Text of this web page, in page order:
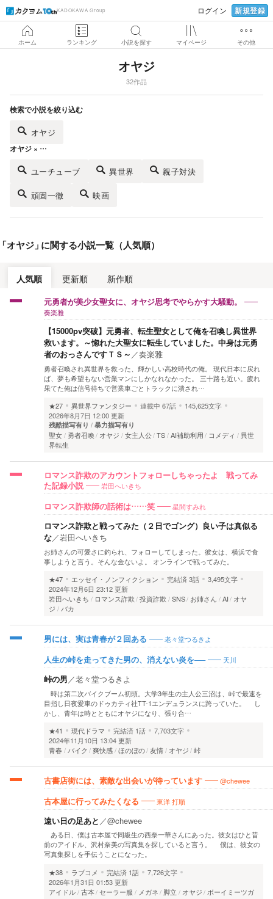
KADOKAWA Group ログイン 新規登録
ホーム ランキング 小説を探す マイページ その他
オヤジ
32作品
検索で小説を絞り込む
オヤジ
オヤジ × …
ユーチューブ 異世界 親子対決
頑固一徹 映画
オヤジ 」に関する小説一覧（人気順）
人気順 更新順 新作順
元勇者が美少女聖女に、オヤジ思考でやらかす大騒動。
奏楽雅
【15000pv突破】元勇者、転生聖女として俺を召喚し異世界
救います。～惚れた大聖女に転生していました。中身は元勇
者のおっさんですＴＳ～ ／奏楽雅
勇者召喚され異世界を救った、輝かしい高校時代の俺。 現代日本に戻れ
ば、夢も希望もない営業マンにしかなれなかった。 三十路も近い。疲れ
果てた俺は信号待ちで営業車ごとトラックに潰され…
★27
異世界ファンタジー 連載中 67話
145,625文字
2026年8月7日 12:00 更新
残酷描写有り 暴力描写有り
聖女 勇者召喚 オヤジ 女主人公 TS AI補助利用 コメディ
異世
界転生
ロマンス詐欺のアカウントフォローしちゃったよ 戦ってみ
た記録小説
岩田へいきち
ロマンス詐欺師の話術は……笑 星間すみれ
ロマンス詐欺と戦ってみた（２日でゴング）良い子は真似る
な／岩田へいきち
お姉さんの可愛さに釣られ、フォローしてしまった。彼女は、横浜で食
事しようと言う。そんな金ないよ。 オンラインで戦ってみた。
★47
エッセイ・ノンフィクション 完結済3話
3,495文字
2024年12月6日 23:12 更新
岩田へいきち
ロマンス詐欺 投資詐欺 SNS お姉さん AI
オヤ
ジ
バカ
男には、実は青春が２回ある 老々堂つるきよ
人生の峠を走ってきた男の、消えない炎を── 天川
峠の男／老々堂つるきよ
時は第二次バイクブーム初頭。大学3年生の主人公三沼は、峠で最速を
目指し日夜愛車のドゥカティ社TT-1エンデュランスに跨っていた。 し
かし、青年は時とともにオヤジになり、張り合…
★41
現代ドラマ 完結済 1話
7,703文字
2024年11月10日 13:04 更新
青春
バイク 爽快感 ほのぼの 友情 オヤジ 峠
古書店街には、素敵な出会いが待っています @chewee
古本屋に行ってみたくなる 東洋 打順
遠い日の足あと ／@chewee
ある日、僕は古本屋で同級生の西奈一華さんにあった。彼女はひと昔
前のアイドル、沢村奈美の写真集を探していると言う。 僕は、彼女の
写真集探しを手伝うことになった。
★38
ラブコメ 完結済 1話
7,726文字
2026年1月31日 01:53 更新
アイドル 古本 セーラー服 メガネ 脚立 オヤジ
ボーイミーツガ